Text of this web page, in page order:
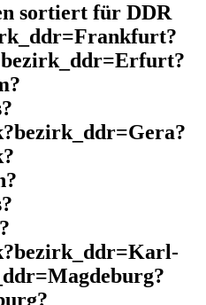
sortiert für DDR